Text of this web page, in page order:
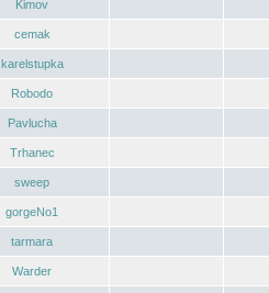
Kimov
cemak
karelstupka
Robodo
Pavlucha
Trhanec
sweep
gorgeNo1
tarmara
Warder